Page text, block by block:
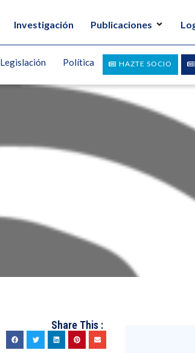
Investigación Publicaciones
HAZTE SOCIO
Legislación Política
Share This :